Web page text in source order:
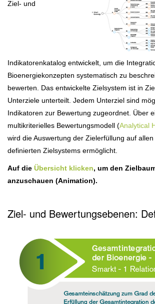
Ziel- und
Indikatorenkatalog entwickelt, um die
Bioenergiekonzepten systematisch zu
bewerten. Das entwickelte Zielsystem ist in
Unterziele unterteilt. Jedem Unterziel sind
Indikatoren zur Bewertung zugeordnet. Über
multikriterielles Bewertungsmodell (Analytical
wird die Auswertung der Zielerfüllung auf
definierten Zielsystems ermöglicht.
Auf die Übersicht klicken, um den
anzuschauen (Animation).
Ziel- und Bewertungsebenen: